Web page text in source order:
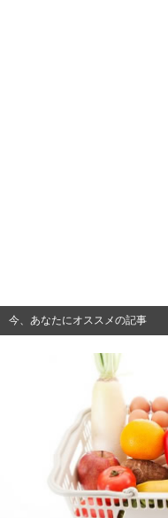
今、あなたにオススメの記事